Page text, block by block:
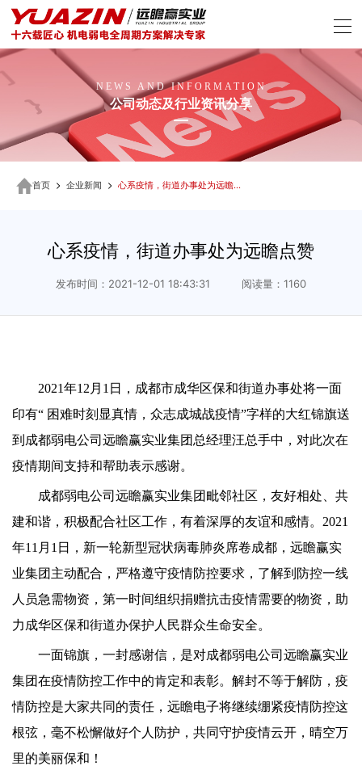
NEWS AND INFORMATION
公司动态及行业资讯分享
首页 企业新闻 心系疫情，街道办事处为远瞻点赞
心系疫情，街道办事处为远瞻点赞
发布时间：2021-12-01 18:43:31 阅读量：1160
2021年12月1日，成都市成华区保和街道办事处将一面
印有“ 困难时刻显真情，众志成城战疫情”字样的大红锦旗送
到成都弱电公司远瞻赢实业集团总经理汪总手中，对此次在
疫情期间支持和帮助表示感谢。
成都弱电公司远瞻赢实业集团毗邻社区，友好相处、共
建和谐，积极配合社区工作，有着深厚的友谊和感情。2021
年11月1日，新一轮新型冠状病毒肺炎席卷成都，远瞻赢实
业集团主动配合，严格遵守疫情防控要求，了解到防控一线
人员急需物资，第一时间组织捐赠抗击疫情需要的物资，助
力成华区保和街道办保护人民群众生命安全。
一面锦旗，一封感谢信，是对成都弱电公司远瞻赢实业
集团在疫情防控工作中的肯定和表彰。解封不等于解防，疫
情防控是大家共同的责任，远瞻电子将继续绷紧疫情防控这
根弦，毫不松懈做好个人防护，共同守护疫情云开，晴空万
里的美丽保和！